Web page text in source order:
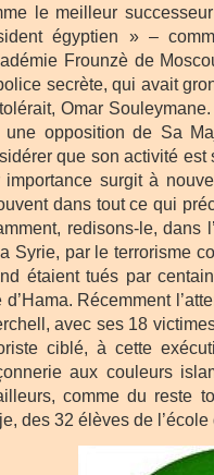
le meilleur
égyptien » –
Frounzè de
secrète, qui avait
Omar
une opposition de Sa
que son activité
importance surgit à
dans tout ce qui
redisons-le, dans
Syrie, par le terrorisme
étaient tués par
d’Hama. Récemment
avec ses 18
ciblé, à cette
aux couleurs
comme du reste
des 32 élèves de